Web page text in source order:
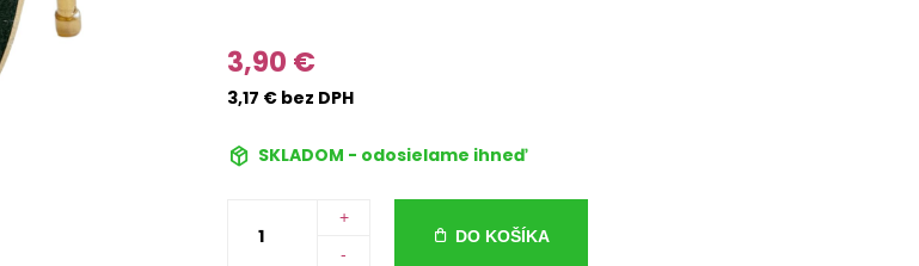
3,90 €
3,17 € bez DPH
SKLADOM - odosielame ihneď
+
-
DO KOŠÍKA